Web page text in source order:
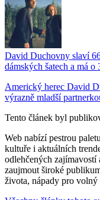
David Duchovny slaví
dámských šatech a má o
Americký herec David
výrazně mladší
Tento článek byl
Web nabízí pestrou
kultuře i aktuálních
odlehčených
zaujmout široké
života, nápady pro volný